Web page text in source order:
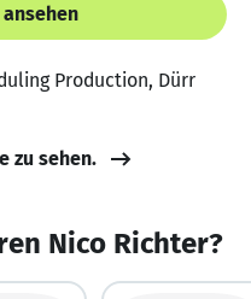
Production, Dürr
zu sehen.
Nico Richter?